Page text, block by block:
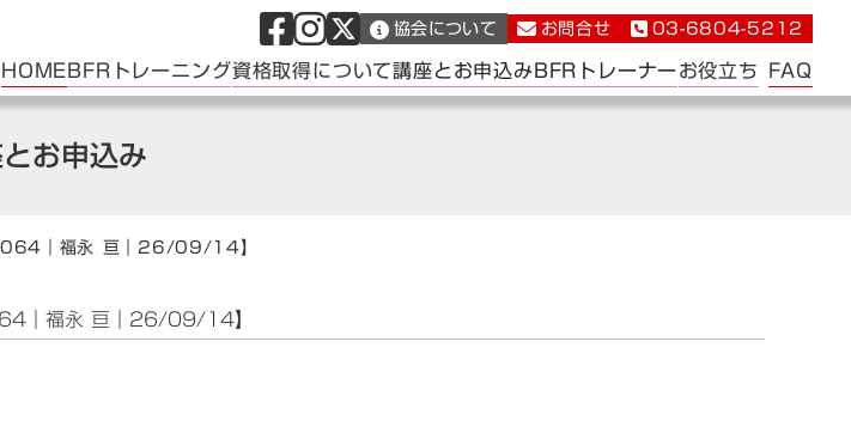
お申込み
｜福永 亘｜26/09/14】
｜福永 亘｜26/09/14】
協会について お問合せ 03-6804-5212
HOMEBFRトレーニング資格取得について講座とお申込みBFRトレーナーお役立ち FAQ